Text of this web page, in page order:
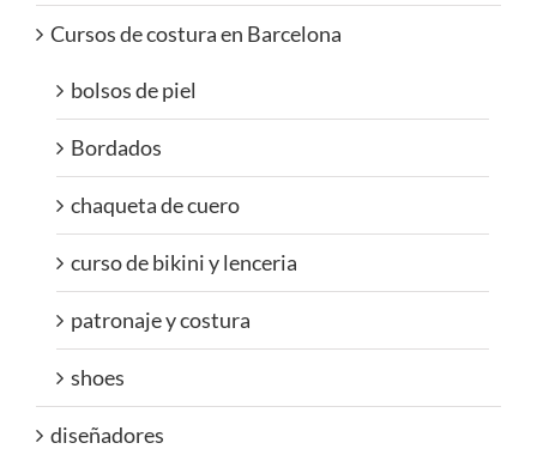
Cursos de costura en Barcelona
bolsos de piel
Bordados
chaqueta de cuero
curso de bikini y lenceria
patronaje y costura
shoes
diseñadores